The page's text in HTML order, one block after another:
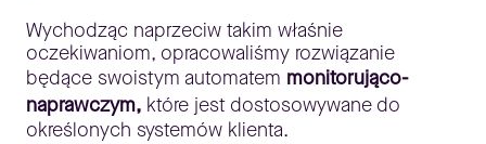
Wychodząc naprzeciw takim właśnie
oczekiwaniom, opracowaliśmy rozwiązanie
będące swoistym automatem monitorująco-
naprawczym, które jest dostosowywane do
określonych systemów klienta.